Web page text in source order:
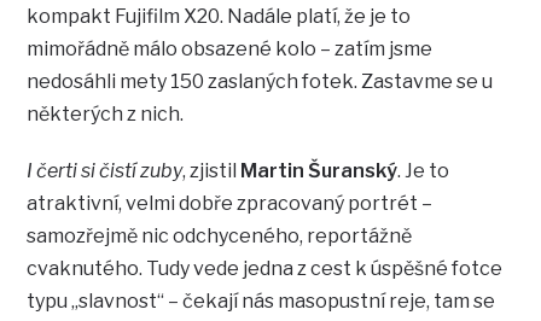
kompakt Fujifilm X20. Nadále platí, že je to
mimořádně málo obsazené kolo – zatím jsme
nedosáhli mety 150 zaslaných fotek. Zastavme se u
některých z nich.
I čerti si čistí zuby, zjistil Martin Šuranský. Je to
atraktivní, velmi dobře zpracovaný portrét –
samozřejmě nic odchyceného, reportážně
cvaknutého. Tudy vede jedna z cest k úspěšné fotce
typu „slavnost“ – čekají nás masopustní reje, tam se